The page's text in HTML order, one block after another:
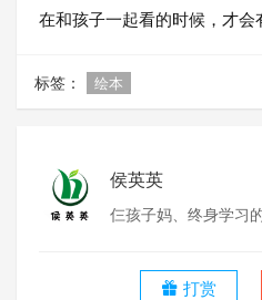
在和孩子一起看的时候，才会
标签： 绘本
侯英英
仨孩子妈、终身学习
打赏